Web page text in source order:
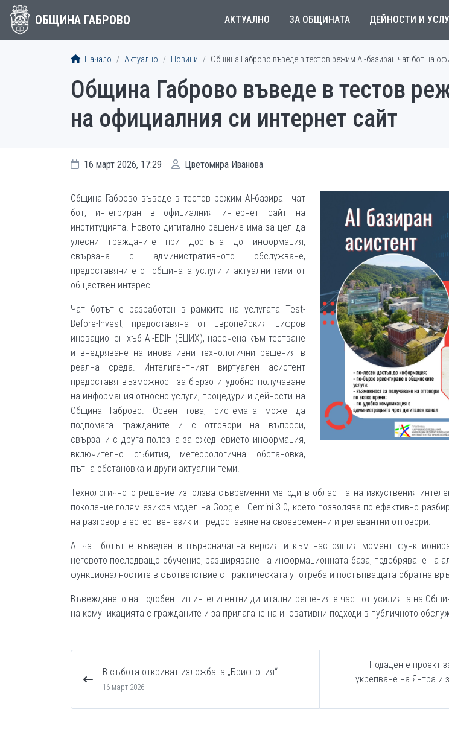
ОБЩИНА ГАБРОВО АКТУАЛНО ЗА ОБЩИНАТА ДЕЙНОСТИ И
Начало Актуално Новини Община Габрово въведе в тестов режим AI-базиран чат бот на
Община Габрово въведе в тестов
на официалния си интернет сайт
16 март 2026, 17:29 Цветомира Иванова
Община Габрово въведе в тестов режим AI-базиран чат
бот, интегриран в официалния интернет сайт на
институцията. Новото дигитално решение има за цел да
улесни гражданите при достъпа до информация,
свързана с административното обслужване,
предоставяните от общината услуги и актуални теми от
обществен интерес.
Чат ботът е разработен в рамките на услугата Test-
Before-Invest, предоставяна от Европейския цифров
иновационен хъб AI-EDIH (ЕЦИХ), насочена към тестване
и внедряване на иновативни технологични решения в
реална среда. Интелигентният виртуален асистент
предоставя възможност за бързо и удобно получаване
на информация относно услуги, процедури и дейности на
Община Габрово. Освен това, системата може да
подпомага гражданите и с отговори на въпроси,
свързани с друга полезна за ежедневието информация,
включително събития, метеорологична обстановка,
пътна обстановка и други актуални теми.
Технологичното решение използва съвременни методи в областта на изкуствения
поколение голям езиков модел на Google - Gemini 3.0, което позволява по-ефективно
на разговор в естествен език и предоставяне на своевременни и релевантни отговори.
AI чат ботът е въведен в първоначална версия и към настоящия момент
неговото последващо обучение, разширяване на информационната база, подобряване на
функционалностите в съответствие с практическата употреба и постъпващата обратна
Въвеждането на подобен тип интелигентни дигитални решения е част от усилията на
на комуникацията с гражданите и за прилагане на иновативни подходи в публичното
В събота откриват изложбата „Брифтопия“
16 март 2026
Подаден е проект
укрепване на Янтра и